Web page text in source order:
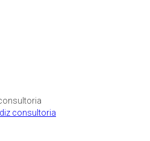
consultoria